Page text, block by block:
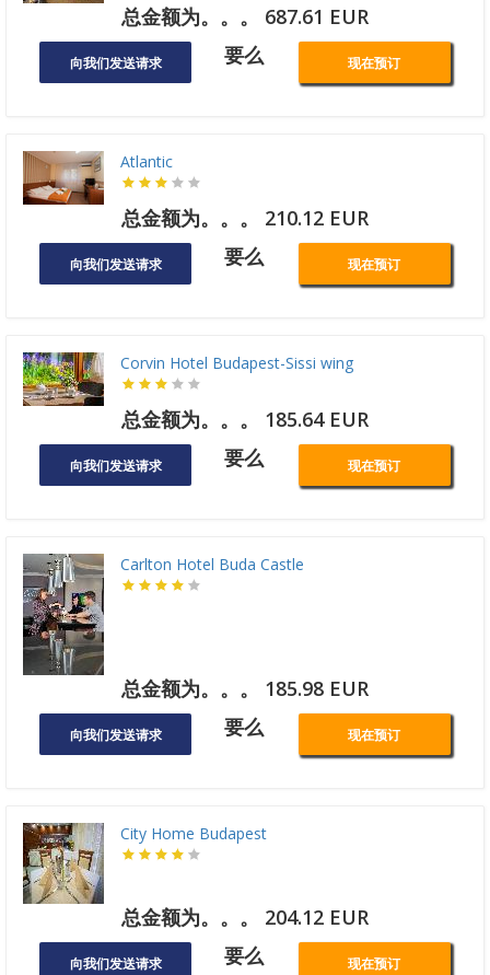
总金额为。。。 687.61 EUR
向我们发送请求 要么 现在预订
Atlantic
总金额为。。。 210.12 EUR
向我们发送请求 要么 现在预订
Corvin Hotel Budapest-Sissi wing
总金额为。。。 185.64 EUR
向我们发送请求 要么 现在预订
Carlton Hotel Buda Castle
总金额为。。。 185.98 EUR
向我们发送请求 要么 现在预订
City Home Budapest
总金额为。。。 204.12 EUR
向我们发送请求 要么 现在预订